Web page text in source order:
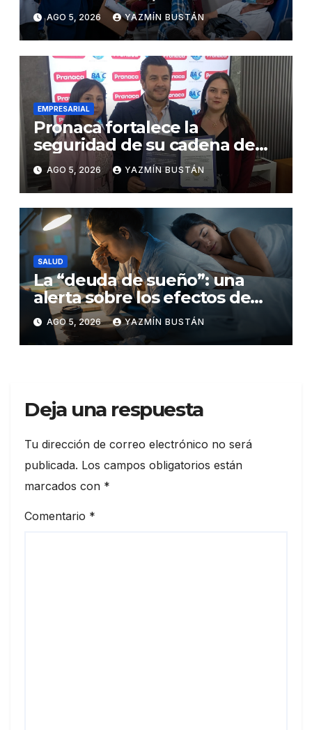
abastecimiento de insulina
en 86 establecimientos de
salud
AGO 5, 2026 YAZMÍN BUSTÁN
EMPRESARIAL
Pronaca fortalece la
seguridad de su cadena de
suministro con certificación
BASC en dos plantas
AGO 5, 2026 YAZMÍN BUSTÁN
SALUD
La “deuda de sueño”: una
alerta sobre los efectos de
dormir mal en la salud física y
mental
AGO 5, 2026 YAZMÍN BUSTÁN
Deja una respuesta
Tu dirección de correo electrónico no será
publicada. Los campos obligatorios están
marcados con *
Comentario *